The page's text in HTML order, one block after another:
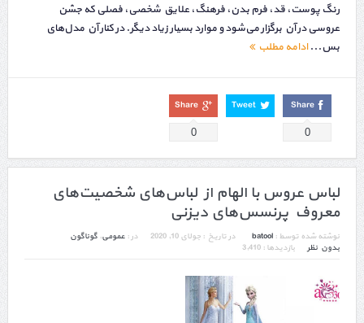
رنگ پوست، قد، فرم بدن، فرهنگ، علایق شخصی، فصلی که جشن
عروسی در آن برگزار می‌شود و موارد بسیار زیاد دیگر. در کنار آن مدل‌های
بس...ادامه مطلب
Share
0
Tweet
Share
0
لباس عروس با الهام از لباس‌های شخصیت‌های
معروف پرنسس‌های دیزنی
نوشته شده توسط : batool در تاریخ : جولای 10, 2020 در : عمومی, گوناگون
بدون نظر
بازدیدها : 3,410